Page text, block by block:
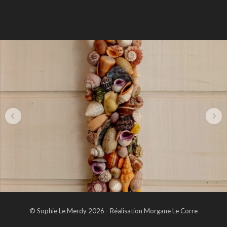
© Sophie Le Merdy 2026 - Réalisation Morgane Le Corre